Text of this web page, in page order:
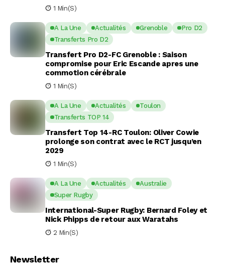
1 Min(s)
A La Une Actualités Grenoble
Pro D2
Transferts Pro D2
Transfert Pro D2-FC Grenoble : Saison
compromise pour Eric Escande apres une
commotion cérébrale
1 Min(s)
A La Une Actualités
Toulon
Transferts TOP 14
Transfert Top 14-RC Toulon: Oliver Cowie
prolonge son contrat avec le RCT jusqu’en
2029
1 Min(s)
A La Une Actualités
Australie
Super Rugby
International-Super Rugby: Bernard Foley et
Nick Phipps de retour aux Waratahs
2 Min(s)
Newsletter